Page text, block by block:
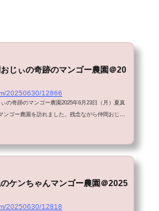
おじぃの奇跡のマンゴー農園＠20
20250630/12866
の奇跡のマンゴー農園2025年6月23日（月）夏真
ンゴー農園を訪れました。残念ながら仲間おじぃ
て。おじぃはとっても元気ですよ」と聞いて安
たのはグランドゴルフをやっているときです。...
のケンちゃんマンゴー農園＠2025
20250630/12818